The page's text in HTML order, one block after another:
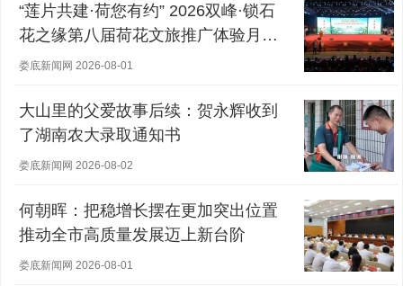
“莲片共建·荷您有约” 2026双峰·锁石
花之缘第八届荷花文旅推广体验月盛
大开幕
娄底新闻网 2026-08-01
大山里的父爱故事后续：贺永辉收到
了湖南农大录取通知书
娄底新闻网 2026-08-02
何朝晖：把稳增长摆在更加突出位置
推动全市高质量发展迈上新台阶
娄底新闻网 2026-08-01